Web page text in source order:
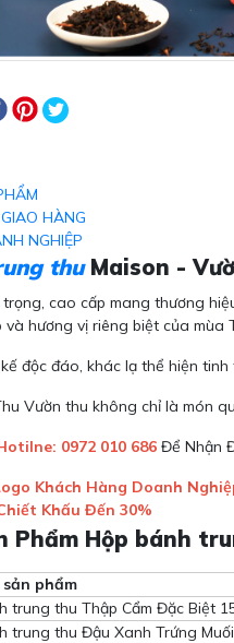
HÀNG
NGHIỆP
thuMaison -
cao cấp mang thương
hương vị riêng biệt của mùa
độc đáo, khác lạ thể hiện
Vườn thu không chỉ là món
0972 010 686 Để Nhận
Khách Hàng Doanh
Khấu Đến 30%
Phẩm Hộp bánh
sản phẩm
trung thu Thập Cẩm Đặc Biệt
trung thu Đậu Xanh Trứng